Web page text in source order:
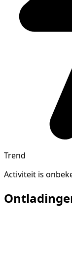
Trend
Activiteit is